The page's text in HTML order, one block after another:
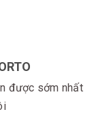
được sớm nhất